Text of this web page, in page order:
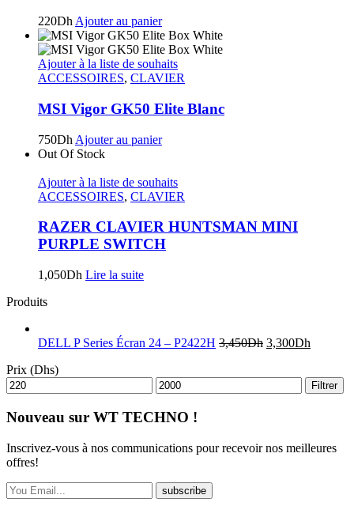
220Dh Ajouter au panier
Ajouter à la liste de souhaits
ACCESSOIRES, CLAVIER
MSI Vigor GK50 Elite Blanc
750Dh Ajouter au panier
Out Of Stock
Ajouter à la liste de souhaits
ACCESSOIRES, CLAVIER
RAZER CLAVIER HUNTSMAN MINI
PURPLE SWITCH
1,050Dh Lire la suite
Produits
DELL P Series Écran 24 – P2422H 3,450Dh 3,300Dh
Prix (Dhs)
Filtrer
Nouveau sur WT TECHNO !
Inscrivez-vous à nos communications pour recevoir nos meilleures
offres!
subscribe